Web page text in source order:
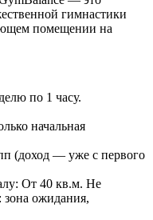
гимнастики
помещении на
по 1 часу.
начальная
(доход — уже с первого
От 40 кв.м. Не
зона ожидания,